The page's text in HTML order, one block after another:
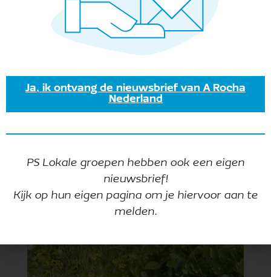
rapport van de vegetatiekartering van
Schor Alteklein op deze manier gemaakt.
Ja, ik ontvang de nieuwsbrief van A Rocha
Nederland
PS Lokale groepen hebben ook een eigen
nieuwsbrief!
Kijk op hun eigen pagina om je hiervoor aan te
melden.